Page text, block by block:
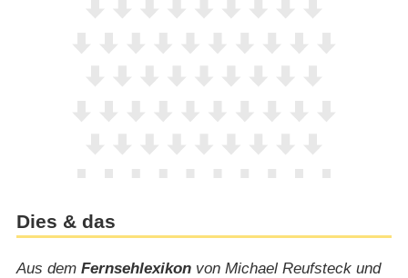
Dies & das
Aus dem Fernsehlexikonvon Michael Reufsteck und